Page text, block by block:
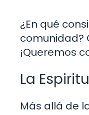
¿En qué
comunidad?
¡Queremos
La
Más allá de